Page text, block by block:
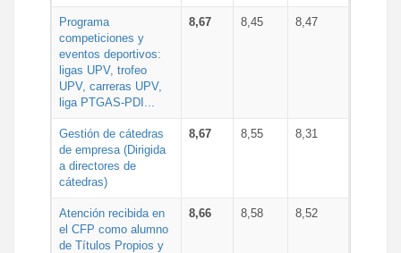
Programa
competiciones y
eventos deportivos:
ligas UPV, trofeo
UPV, carreras UPV,
liga PTGAS-PDI...
8,67 8,45 8,47
Gestión de cátedras
de empresa (Dirigida
a directores de
cátedras)
8,67 8,55 8,31
Atención recibida en
el CFP como alumno
de Títulos Propios y
8,66 8,58 8,52